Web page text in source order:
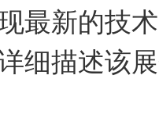
最新的技
细描述该